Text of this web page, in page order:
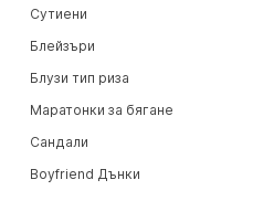
Сутиени
Блейзъри
Блузи тип риза
Маратонки за бягане
Сандали
Boyfriend Дънки